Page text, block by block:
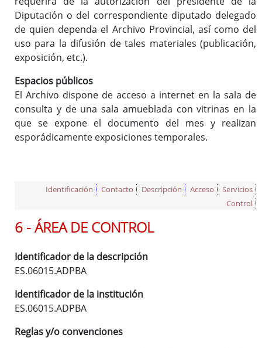
Diputación o del correspondiente diputado delegado
de quien dependa el Archivo Provincial, así como del
uso para la difusión de tales materiales (publicación,
exposición, etc.).
Espacios públicos
El Archivo dispone de acceso a internet en la sala de
consulta y de una sala amueblada con vitrinas en la
que se expone el documento del mes y realizan
esporádicamente exposiciones temporales.
Identificación Contacto Descripción Acceso
Servicios
Control
6 - ÁREA DE CONTROL
Identificador de la descripción
ES.06015.ADPBA
Identificador de la institución
ES.06015.ADPBA
Reglas y/o convenciones